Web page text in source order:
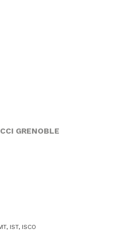
GRENOBLE
IST, ISCO